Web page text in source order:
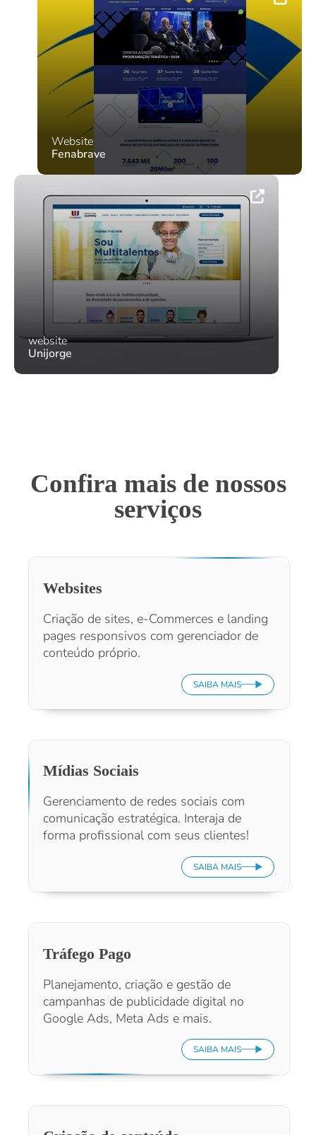
Website
Fenabrave
website
Unijorge
Confira mais de nossos
serviços
Websites
Criação de sites, e-Commerces e landing
pages responsivos com gerenciador de
conteúdo próprio.
SAIBA MAIS
Mídias Sociais
Gerenciamento de redes sociais com
comunicação estratégica. Interaja de
forma profissional com seus clientes!
SAIBA MAIS
Tráfego Pago
Planejamento, criação e gestão de
campanhas de publicidade digital no
Google Ads, Meta Ads e mais.
SAIBA MAIS